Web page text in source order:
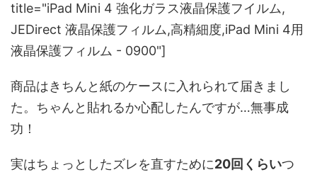
title="iPad Mini 4 強化ガラス液晶保護フイルム,
JEDirect 液晶保護フィルム,高精細度,iPad Mini 4用
液晶保護フィルム - 0900"]
商品はきちんと紙のケースに入れられて届きまし
た。ちゃんと貼れるか心配したんですが…無事成
功！
実はちょっとしたズレを直すために20回くらいつ